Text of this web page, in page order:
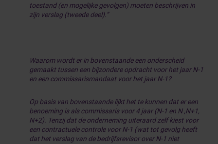
toestand (en mogelijke gevolgen) moeten beschrijven in
zijn verslag (tweede deel).”
Waarom wordt er in bovenstaande een onderscheid
gemaakt tussen een bijzondere opdracht voor het jaar N-1
en een commissarismandaat voor het jaar N-1?
Op basis van bovenstaande lijkt het te kunnen dat er een
benoeming is als commissaris voor 4 jaar (N-1 en N ,N+1,
N+2). Tenzij dat de onderneming uiteraard zelf kiest voor
een contractuele controle voor N-1 (wat tot gevolg heeft
dat het verslag van de bedrijfsrevisor over N-1 niet